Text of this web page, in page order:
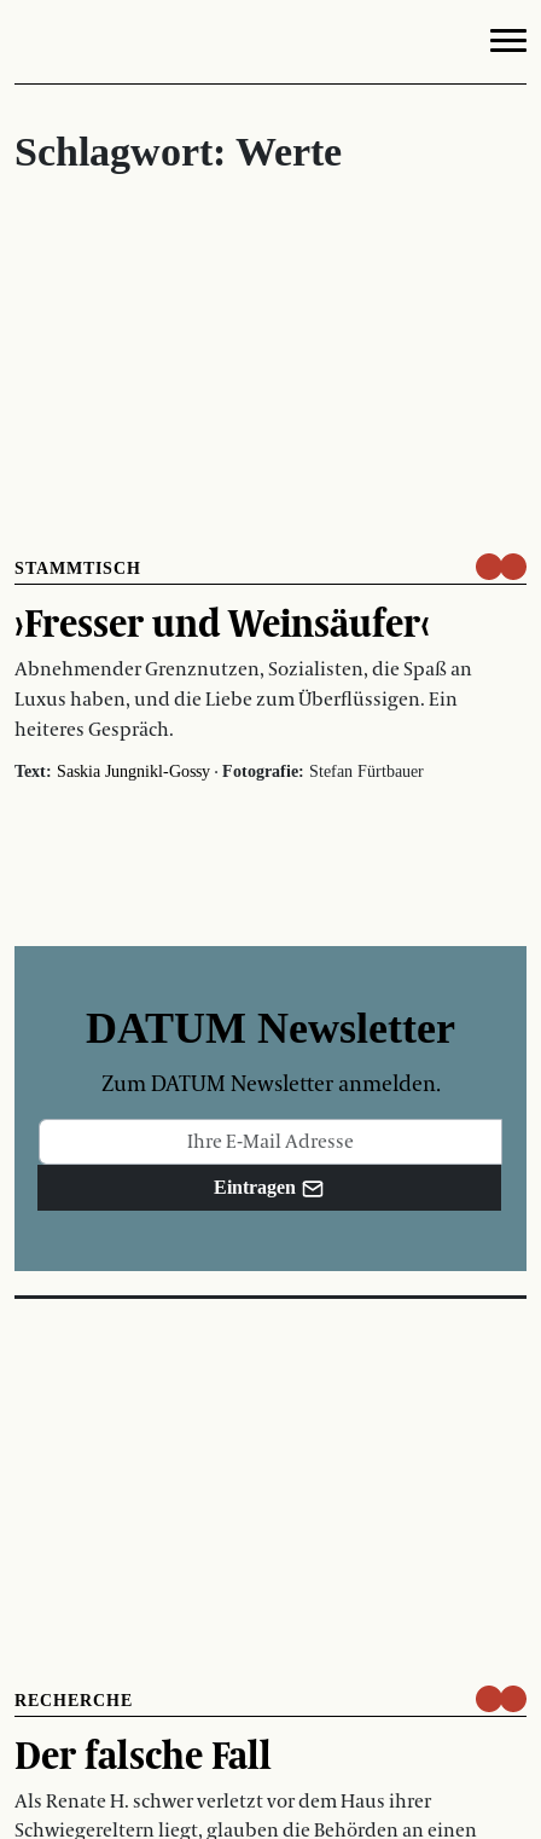
Schlagwort: Werte
STAMMTISCH
›Fresser und Weinsäufer‹
Abnehmender Grenznutzen, Sozialisten, die Spaß an
Luxus haben, und die Liebe zum Überflüssigen. Ein
heiteres Gespräch.
Text: Saskia Jungnikl-Gossy · Fotografie: Stefan Fürtbauer
DATUM Newsletter
Zum DATUM Newsletter anmelden.
Eintragen
RECHERCHE
Der falsche Fall
Als Renate H. schwer verletzt vor dem Haus ihrer
Schwiegereltern liegt, glauben die Behörden an einen